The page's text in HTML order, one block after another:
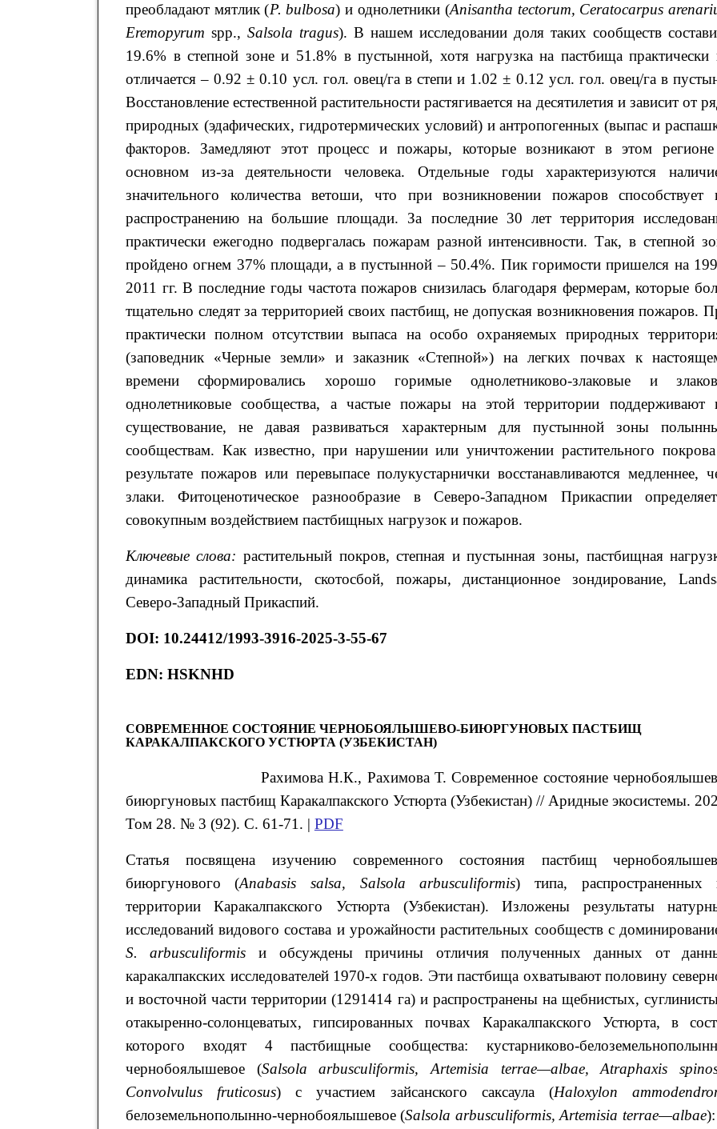
преобладают мятлик (P.bulbosa) и однолетники (Anisantha tectorum, Ceratocarpus
Eremopyrum spp., Salsola tragus). В нашем исследовании доля таких сообществ
19.6% в степной зоне и 51.8% в пустынной, хотя нагрузка на пастбища практически
отличается – 0.92 ± 0.10 усл. гол. овец/га в степи и 1.02 ± 0.12 усл. гол. овец/га в
Восстановление естественной растительности растягивается на десятилетия и зависит от
природных (эдафических, гидротермических условий) и антропогенных (выпас и
факторов. Замедляют этот процесс и пожары, которые возникают в этом
основном из-за деятельности человека. Отдельные годы характеризуются
значительного количества ветоши, что при возникновении пожаров способствует
распространению на большие площади. За последние 30 лет территория
практически ежегодно подвергалась пожарам разной интенсивности. Так, в степной
пройдено огнем 37% площади, а в пустынной – 50.4%. Пик горимости пришелся на
2011 гг. В последние годы частота пожаров снизилась благодаря фермерам, которые
тщательно следят за территорией своих пастбищ, не допуская возникновения пожаров.
практически полном отсутствии выпаса на особо охраняемых природных
(заповедник «Черные земли» и заказник «Степной») на легких почвах к
времени сформировались хорошо горимые однолетниково-злаковые и
однолетниковые сообщества, а частые пожары на этой территории поддерживают
существование, не давая развиваться характерным для пустынной зоны
сообществам. Как известно, при нарушении или уничтожении растительного
результате пожаров или перевыпасе полукустарнички восстанавливаются медленнее,
злаки. Фитоценотическое разнообразие в Северо-Западном Прикаспии
совокупным воздействием пастбищных нагрузок и пожаров.
Ключевые слова: растительный покров, степная и пустынная зоны, пастбищная
динамика растительности, скотосбой, пожары, дистанционное зондирование,
Северо-Западный Прикаспий.
DOI: 10.24412/1993-3916-2025-3-55-67
EDN: HSKNHD
СОВРЕМЕННОЕ СОСТОЯНИЕ ЧЕРНОБОЯЛЫШЕВО-БИЮРГУНОВЫХ ПАСТБИЩ
КАРАКАЛПАКСКОГО УСТЮРТА (УЗБЕКИСТАН)
РахимоваН.К., Рахимова Т.Современное состояние
биюргуновых пастбищ Каракалпакского Устюрта (Узбекистан)// Аридные экосистемы.
Том 28. № 3 (92). С. 61-71. | PDF
Статья посвящена изучению современного состояния пастбищ
биюргунового (Anabasis salsa, Salsola arbusculiformis) типа, распространенных
территории Каракалпакского Устюрта (Узбекистан). Изложены результаты
исследований видового состава и урожайности растительных сообществ с
S.arbusculiformis и обсуждены причины отличия полученных данных от
каракалпакских исследователей 1970-х годов. Эти пастбища охватывают половину
и восточной части территории (1291414 га) и распространены на щебнистых,
отакыренно-солонцеватых, гипсированных почвах Каракалпакского Устюрта, в
которого входят 4 пастбищные сообщества: кустарниково-
чернобоялышевое (Salsola arbusculiformis,Artemisia terrae—albae,Atraphaxis
Convolvulus
fruticosus) с участием зайсанского саксаула (Haloxylon a
белоземельнополынно-чернобоялышевое (Salsola arbusculiformis,Artemisia terrae—albae